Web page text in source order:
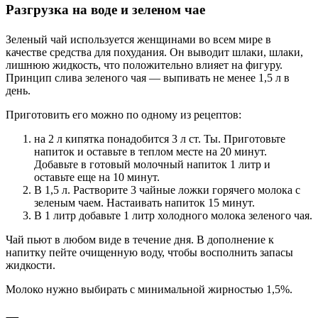
Разгрузка на воде и зеленом чае
Зеленый чай используется женщинами во всем мире в
качестве средства для похудания. Он выводит шлаки, шлаки,
лишнюю жидкость, что положительно влияет на фигуру.
Принцип слива зеленого чая — выпивать не менее 1,5 л в
день.
Приготовить его можно по одному из рецептов:
на 2 л кипятка понадобится 3 л ст. Ты. Приготовьте
напиток и оставьте в теплом месте на 20 минут.
Добавьте в готовый молочный напиток 1 литр и
оставьте еще на 10 минут.
В 1,5 л. Растворите 3 чайные ложки горячего молока с
зеленым чаем. Настаивать напиток 15 минут.
В 1 литр добавьте 1 литр холодного молока зеленого чая.
Чай пьют в любом виде в течение дня. В дополнение к
напитку пейте очищенную воду, чтобы восполнить запасы
жидкости.
Молоко нужно выбирать с минимальной жирностью 1,5%.